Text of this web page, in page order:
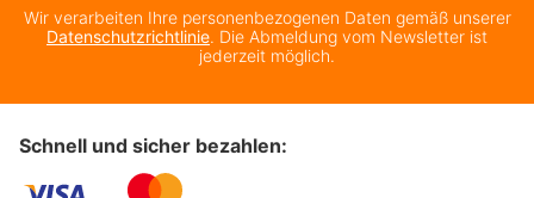
Wir verarbeiten Ihre personenbezogenen Daten gemäß unserer
Datenschutzrichtlinie. Die Abmeldung vom Newsletter ist
jederzeit möglich.
Schnell und sicher bezahlen: